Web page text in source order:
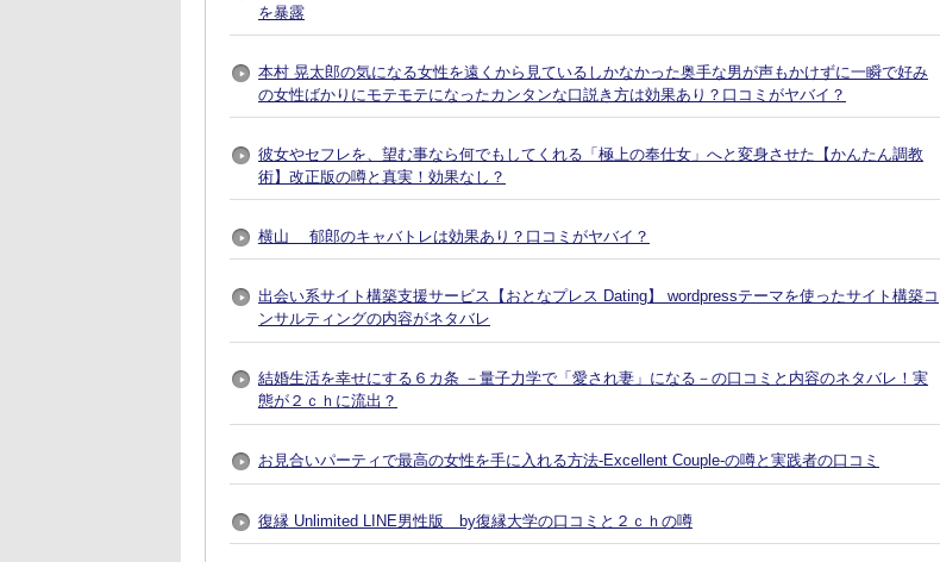
を暴露
本村 晃太郎の気になる女性を遠くから見ているしかなかった奥手な男が声もかけずに一瞬で好み
の女性ばかりにモテモテになったカンタンな口説き方は効果あり？口コミがヤバイ？
彼女やセフレを、望む事なら何でもしてくれる「極上の奉仕女」へと変身させた【かんたん調教
術】改正版の噂と真実！効果なし？
横山 郁郎のキャバトレは効果あり？口コミがヤバイ？
出会い系サイト構築支援サービス【おとなプレス Dating】 wordpressテーマを使ったサイト構築コ
ンサルティングの内容がネタバレ
結婚生活を幸せにする６カ条 －量子力学で「愛され妻」になる－の口コミと内容のネタバレ！実
態が２ｃｈに流出？
お見合いパーティで最高の女性を手に入れる方法-Excellent Couple-の噂と実践者の口コミ
復縁 Unlimited LINE男性版 by復縁大学の口コミと２ｃｈの噂